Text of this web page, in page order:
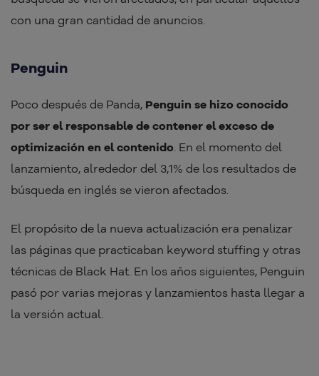
con una gran cantidad de anuncios.
Penguin
Poco después de Panda, Penguin se hizo conocido
por ser el responsable de contener el exceso de
optimización en el contenido. En el momento del
lanzamiento, alrededor del 3,1% de los resultados de
búsqueda en inglés se vieron afectados.
El propósito de la nueva actualización era penalizar
las páginas que practicaban keyword stuffing y otras
técnicas de Black Hat. En los años siguientes, Penguin
pasó por varias mejoras y lanzamientos hasta llegar a
la versión actual.